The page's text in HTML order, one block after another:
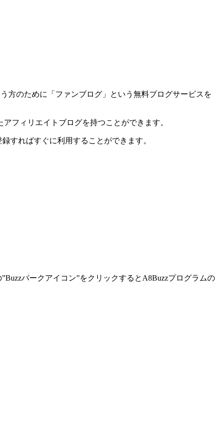
方のために「ファンブログ」という無料ブログサービスを
フィリエイトブログを持つことができます。
すればすぐに利用することができます。
パークアイコン”をクリックするとA8Buzzプログラムの